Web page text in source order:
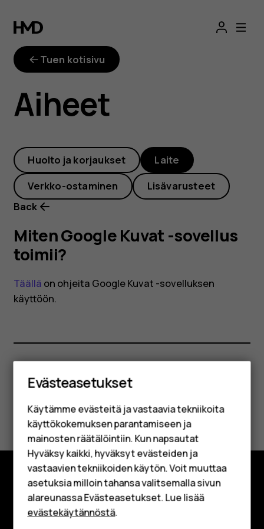
Miten
Google
Kuvat
sovellus
toimii?
Älypuhelimet
Perinteiset puhelimet
Lisävarusteet
HMD Terra M
Yrityksille
Tabletit
Shop
Tuen kotisivu
Aiheet
Huolto ja korjaukset Laite
Verkko-ostaminen
Lisävarusteet
Back
Miten Google Kuvat -sovellus
toimii?
Täällä on ohjeita Google Kuvat -sovelluksen
käyttöön.
Oliko tästä apua?
Kyllä Ei
Tutustu
Tietoa meistä
Evästeasetukset
Käytämme evästeitä ja vastaavia tekniikoita
käyttökokemuksen parantamiseen ja
mainosten räätälöintiin. Kun napsautat
Hyväksy kaikki, hyväksyt evästeiden ja
vastaavien tekniikoiden käytön. Voit muuttaa
asetuksia milloin tahansa valitsemalla sivun
alareunassa Evästeasetukset. Lue lisää
evästekäytännöstä.